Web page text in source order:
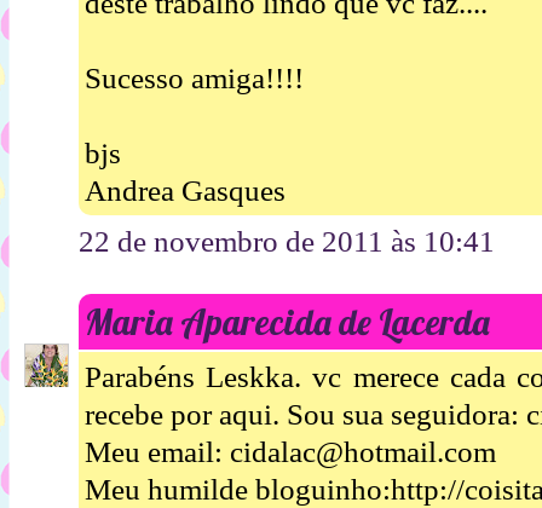
Sucesso amiga!!!!
bjs
Andrea Gasques
22 de novembro de 2011 às 10:41
Maria Aparecida de Lacerda
Parabéns Leskka. vc merece cada
recebe por aqui. Sou sua seguidora:
Meu email: cidalac@hotmail.com
Meu humilde bloguinho:http://